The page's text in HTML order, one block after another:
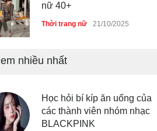
nữ 40+
Thời trang nữ 21/10/2025
Chiếc áo dài cưới của Hoa
Thời trang nữ 21/10/2025
nhiều nhất
Học hỏi bí kíp ăn uống của
các thành viên nhóm nhạc
BLACKPINK